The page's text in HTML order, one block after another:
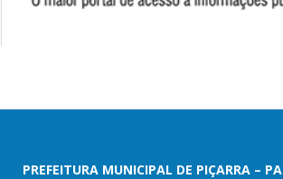
PREFEITURA MUNICIPAL DE PIÇARRA – PA